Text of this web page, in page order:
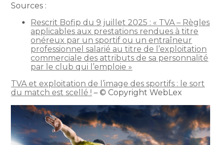
Sources :
Rescrit Bofip du 9 juillet 2025 : « TVA – Règles
applicables aux prestations rendues à titre
onéreux par un sportif ou un entraîneur
professionnel salarié au titre de l’exploitation
commerciale des attributs de sa personnalité
par le club qui l’emploie »
TVA et exploitation de l’image des sportifs : le sort
du match est scellé ! – © Copyright WebLex